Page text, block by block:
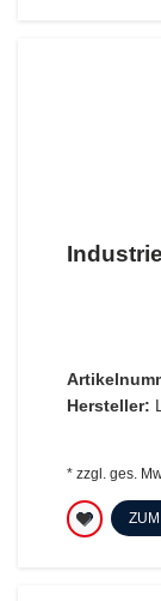
Hersteller:
* zzgl. ges.